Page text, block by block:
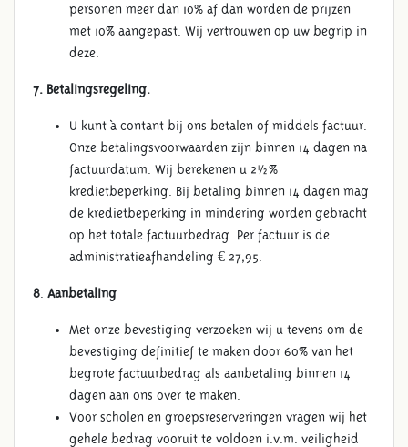
personen meer dan 10% af dan worden de prijzen
met 10% aangepast. Wij vertrouwen op uw begrip in
deze.
7. Betalingsregeling.
U kunt à contant bij ons betalen of middels factuur.
Onze betalingsvoorwaarden zijn binnen 14 dagen na
factuurdatum. Wij berekenen u 2½%
kredietbeperking. Bij betaling binnen 14 dagen mag
de kredietbeperking in mindering worden gebracht
op het totale factuurbedrag. Per factuur is de
administratieafhandeling € 27,95.
8 Aanbetaling
Met onze bevestiging verzoeken wij u tevens om de
bevestiging definitief te maken door 60% van het
begrote factuurbedrag als aanbetaling binnen 14
dagen aan ons over te maken.
Voor scholen en groepsreserveringen vragen wij het
gehele bedrag vooruit te voldoen i.v.m. veiligheid